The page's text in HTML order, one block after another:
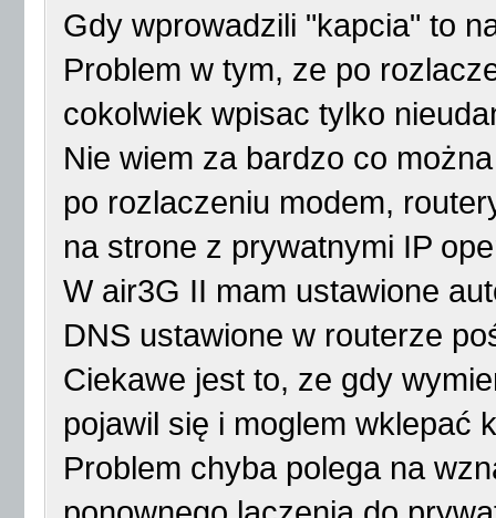
Gdy wprowadzili "kapcia" to
Problem w tym, ze po
cokolwiek wpisac tylko
Nie wiem za bardzo co
po rozlaczeniu modem,
na strone z prywatnymi IP
W air3G II mam ustawione
DNS ustawione w routerze
Ciekawe jest to, ze gdy
pojawil się i moglem wklepać
Problem chyba polega na